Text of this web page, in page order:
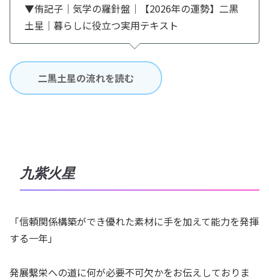
▼侑記子｜気学の羅針盤｜【2026年の運勢】二黒
土星｜暮らしに役立つ実用テキスト
二黒土星の流れを読む
九紫火星
「信頼関係構築ができ優れた素材に手を加えて能力を発揮
する一年」
発展繫栄への道に何が必要不可欠かをお伝えしておりま